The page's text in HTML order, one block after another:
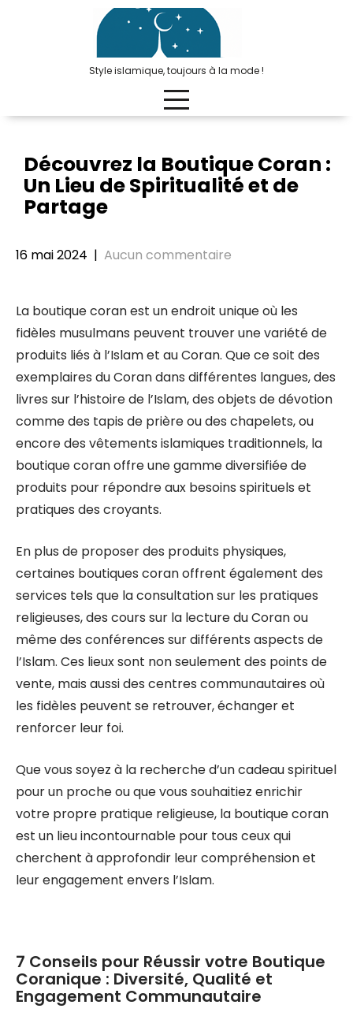
Style islamique, toujours à la mode !
Découvrez la Boutique Coran :
Un Lieu de Spiritualité et de
Partage
16 mai 2024 | Aucun commentaire
La boutique coran est un endroit unique où les
fidèles musulmans peuvent trouver une variété de
produits liés à l’Islam et au Coran. Que ce soit des
exemplaires du Coran dans différentes langues, des
livres sur l’histoire de l’Islam, des objets de dévotion
comme des tapis de prière ou des chapelets, ou
encore des vêtements islamiques traditionnels, la
boutique coran offre une gamme diversifiée de
produits pour répondre aux besoins spirituels et
pratiques des croyants.
En plus de proposer des produits physiques,
certaines boutiques coran offrent également des
services tels que la consultation sur les pratiques
religieuses, des cours sur la lecture du Coran ou
même des conférences sur différents aspects de
l’Islam. Ces lieux sont non seulement des points de
vente, mais aussi des centres communautaires où
les fidèles peuvent se retrouver, échanger et
renforcer leur foi.
Que vous soyez à la recherche d’un cadeau spirituel
pour un proche ou que vous souhaitiez enrichir
votre propre pratique religieuse, la boutique coran
est un lieu incontournable pour tous ceux qui
cherchent à approfondir leur compréhension et
leur engagement envers l’Islam.
7 Conseils pour Réussir votre Boutique
Coranique : Diversité, Qualité et
Engagement Communautaire